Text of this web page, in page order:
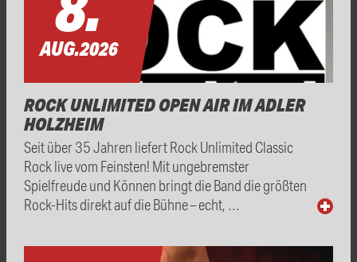
AUG.2026
ROCK UNLIMITED OPEN AIR IM ADLER
HOLZHEIM
Seit über 35 Jahren liefert Rock Unlimited Classic
Rock live vom Feinsten! Mit ungebremster
Spielfreude und Können bringt die Band die größten
Rock-Hits direkt auf die Bühne – echt, …